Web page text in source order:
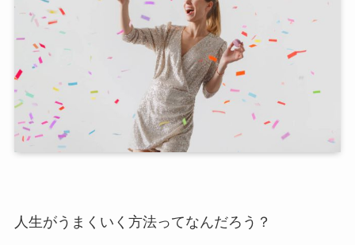
人生がうまくいく方法ってなんだろう？